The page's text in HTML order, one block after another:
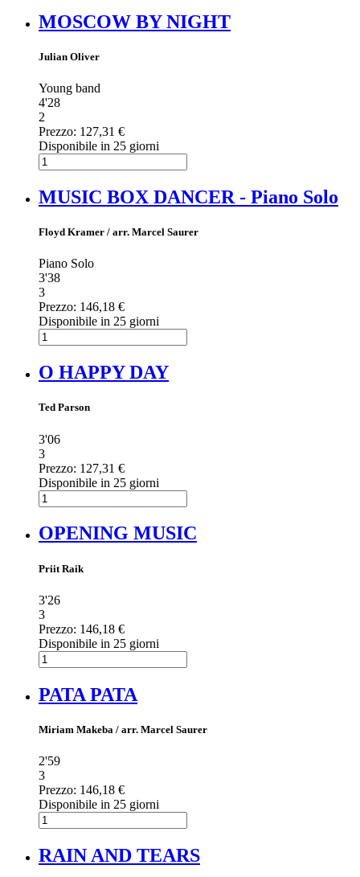
MOSCOW BY NIGHT
Julian Oliver
Young band
4'28
2
Prezzo: 127,31 €
Disponibile in 25 giorni
MUSIC BOX DANCER - Piano Solo
Floyd Kramer / arr. Marcel Saurer
Piano Solo
3'38
3
Prezzo: 146,18 €
Disponibile in 25 giorni
O HAPPY DAY
Ted Parson
3'06
3
Prezzo: 127,31 €
Disponibile in 25 giorni
OPENING MUSIC
Priit Raik
3'26
3
Prezzo: 146,18 €
Disponibile in 25 giorni
PATA PATA
Miriam Makeba / arr. Marcel Saurer
2'59
3
Prezzo: 146,18 €
Disponibile in 25 giorni
RAIN AND TEARS